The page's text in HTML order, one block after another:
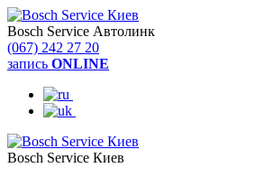
Bosch Service Автолинк
(067) 242 27 20
запись ONLINE
Bosch Service Киев